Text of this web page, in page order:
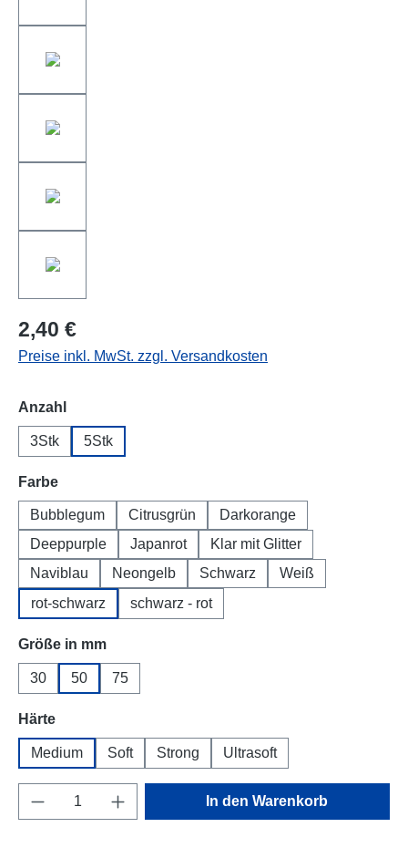
2,40 €
Preise inkl. MwSt. zzgl. Versandkosten
Anzahl auswählen
3Stk 5Stk
Farbeauswählen
Bubblegum Citrusgrün
Darkorange
Deeppurple
Japanrot
Klar mit Glitter
Naviblau
Neongelb Schwarz
Weiß
rot-schwarz
schwarz - rot
Größe in mmauswählen
30 50 75
Härteauswählen
Medium Soft Strong Ultrasoft
Produkt Anzahl: Gib den gewünschten
In den Warenkorb